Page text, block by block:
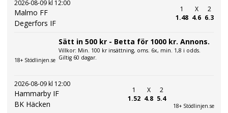
2026-08-09 kl 12:00
Malmo FF
Degerfors IF
1
1.48
X
4.6
2
6.3
18+ Stödlinjen.se
Sätt in 500 kr - Betta för 1000 kr. Annons.
Villkor: Min. 100 kr insättning, oms. 6x, min. 1,8 i odds.
Giltig 60 dagar.
2026-08-09 kl 12:00
Hammarby IF
BK Häcken
1
1.52
X
4.8
2
5.4
18+ Stödlinjen.se